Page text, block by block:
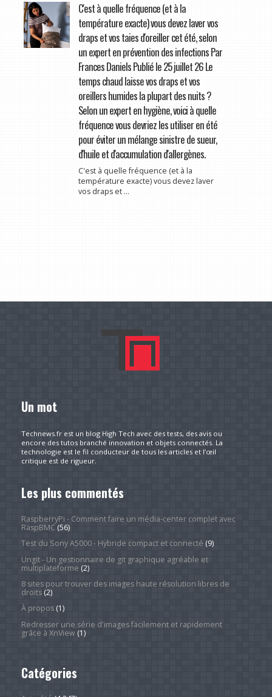
C'est à quelle fréquence (et à la
température exacte) vous devez laver vos
draps et vos taies d'oreiller cet été, selon
un expert en prévention des infections Par
Frances Daniels Publié le 25 juillet 26 Le
temps chaud laisse vos draps et vos
oreillers humides la plupart des nuits ?
Selon un expert en hygiène, voici à quelle
fréquence vous devriez les utiliser en été
pour éviter un mélange sinistre de sueur,
d'huile et d'accumulation d'allergènes.
C'est à quelle fréquence (et à la
température exacte) vous devez laver
vos draps et ...
Un mot
Technews.fr est un blog High Tech avec des tests, des avis ou
encore des tutos branché innovation et objets connectés. La
technologie est le fil conducteur de tous les articles et l’œil
critique est de rigueur.
Les plus commentés
RaspberryPi - Comment faire un média-center complet avec
RaspBMC(56)
Test du Sony A5000 - Hybride compact et connecté (9)
Ungit - Un gestionnaire de git graphique agréable et
multiplateforme (2)
8 sites pour trouver des images haute résolution libres de
droits(2)
À propos(1)
Redresser une série d'images facilement et rapidement
grâce à XnView(1)
Catégories